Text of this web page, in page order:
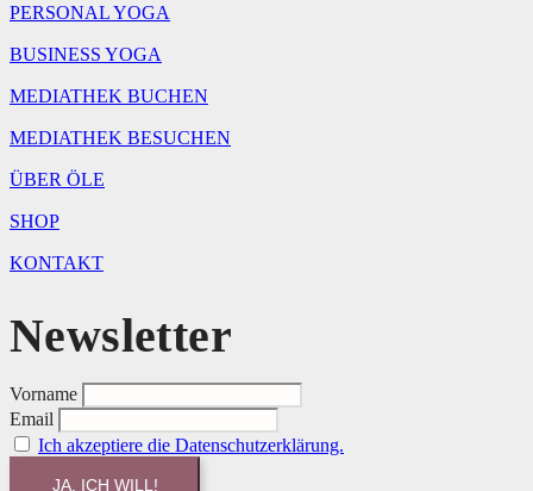
PERSONAL YOGA
BUSINESS YOGA
MEDIATHEK BUCHEN
MEDIATHEK BESUCHEN
ÜBER ÖLE
SHOP
KONTAKT
Newsletter
Vorname
Email
Ich akzeptiere die Datenschutzerklärung.